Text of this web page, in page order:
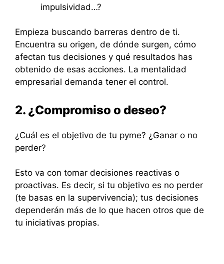
impulsividad…?
Empieza buscando barreras dentro de ti.
Encuentra su origen, de dónde surgen, cómo
afectan tus decisiones y qué resultados has
obtenido de esas acciones. La mentalidad
empresarial demanda tener el control.
2. ¿Compromiso o deseo?
¿Cuál es el objetivo de tu pyme? ¿Ganar o no
perder?
Esto va con tomar decisiones reactivas o
proactivas. Es decir, si tu objetivo es no perder
(te basas en la supervivencia); tus decisiones
dependerán más de lo que hacen otros que de
tu iniciativas propias.